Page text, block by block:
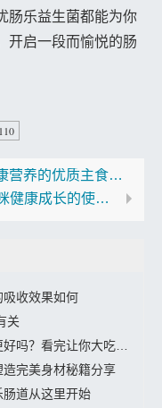
肠乐益生菌都能为你
开启一段而愉悦的肠
猫研社益生菌主食罐 给猫咪健康营养的优质主食罐之选
益生菌猫咪使用办法全知道 让猫咪健康成长的使用指南
收效果如何
关
？看完让你大吃一惊
完美身材秘籍分享
道从这里开始